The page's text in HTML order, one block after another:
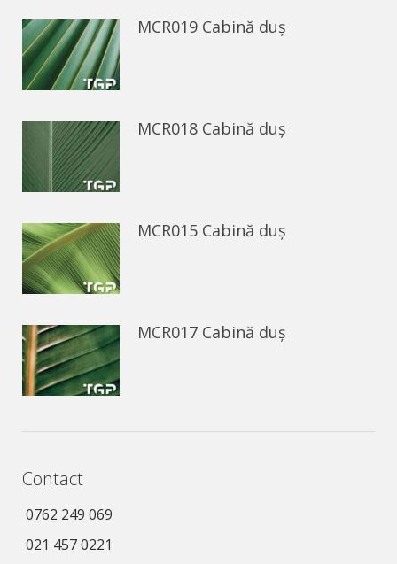
MCR019 Cabină duș
MCR018 Cabină duș
MCR015 Cabină duș
MCR017 Cabină duș
Contact
0762 249 069
021 457 0221